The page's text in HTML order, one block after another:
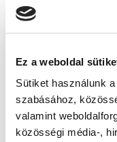
Ez a weboldal
Sütiket használunk
szabásához,
valamint
közösségi média-,